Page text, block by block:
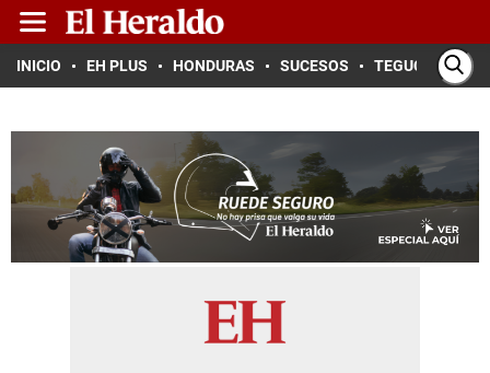
INICIO EH PLUS HONDURAS SUCESOS TEGUCIGALPA